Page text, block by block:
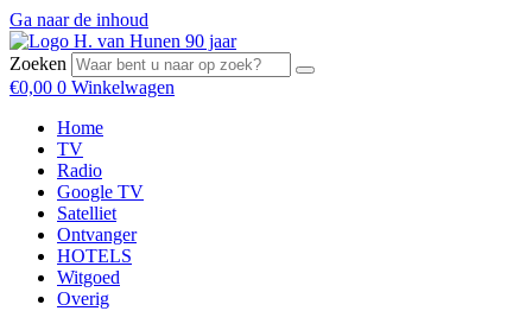
Ga naar de inhoud
Zoeken
€0,00 0 Winkelwagen
Home
TV
Radio
Google TV
Satelliet
Ontvanger
HOTELS
Witgoed
Overig